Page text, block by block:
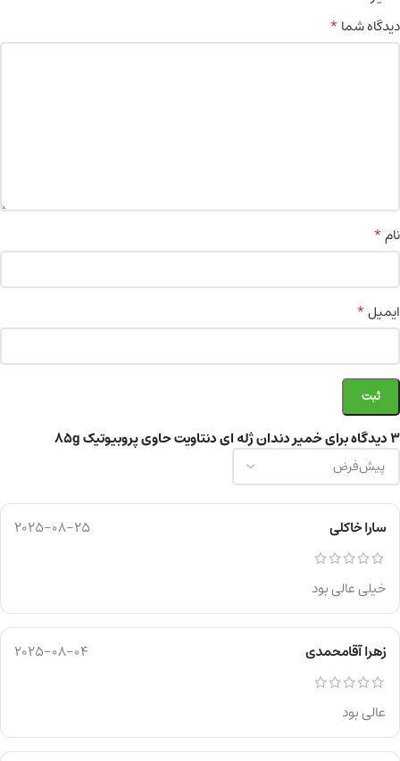
3 دیدگاه برای خمیر دندان ژله ای دنتاویت حاوی پروبیوتیک 85g
سارا خاکلی 2025-08-25
خیلی عالی بود
زهرا آقامحمدی 2025-08-04
عالی بود
دیدگاه شما*
نام*
ایمیل*